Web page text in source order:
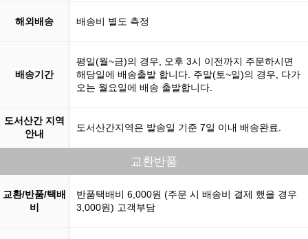
해외배송 배송비 별도 측정
배송기간
평일(월~금)의 경우, 오후 3시 이전까지 주문하시면
해당일에 배송출발 합니다. 주말(토~일)의 경우, 다가
오는 월요일에 배송 출발합니다.
도서산간 지역
안내
도서산간지역은 발송일 기준 7일 이내 배송완료.
교환반품
교환/반품/택배
비
반품택배비 6,000원 (주문 시 배송비 결제 했을 경우
3,000원) 고객부담